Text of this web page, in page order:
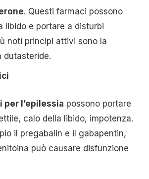
. Questi farmaci possono
libido e portare a disturbi
noti principi attivi sono la
dutasteride.
per l’epilessia possono portare
calo della libido, impotenza.
il pregabalin e il gabapentin,
può causare disfunzione